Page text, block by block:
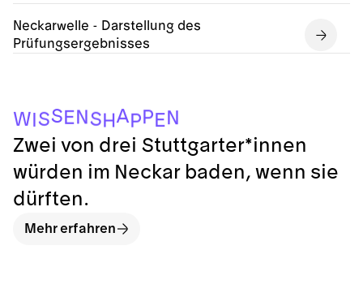
Neckarwelle - Darstellung des
Prüfungsergebnisses
WISSENSHA
PPEN
Zwei von drei Stuttgarter*innen
würden im Neckar baden, wenn sie
dürften.
Mehr erfahren